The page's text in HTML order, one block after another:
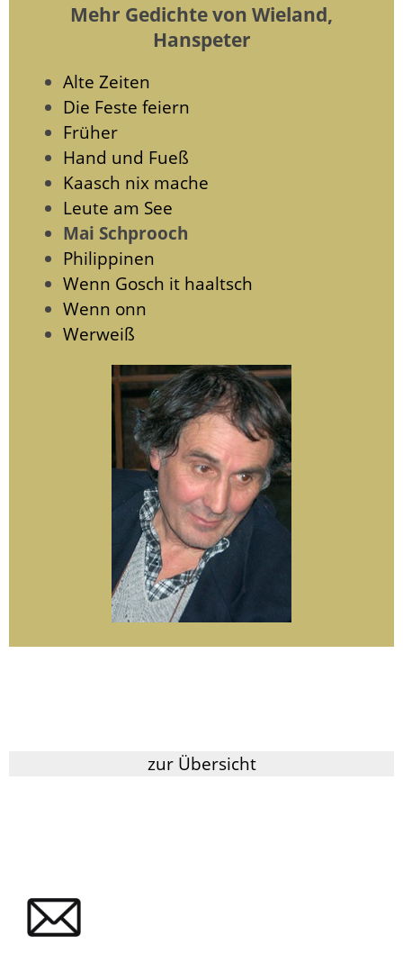
Mehr Gedichte von Wieland,
Hanspeter
Alte Zeiten
Die Feste feiern
Früher
Hand und Fueß
Kaasch nix mache
Leute am See
Mai Schprooch
Philippinen
Wenn Gosch it haaltsch
Wenn onn
Werweiß
zur Übersicht